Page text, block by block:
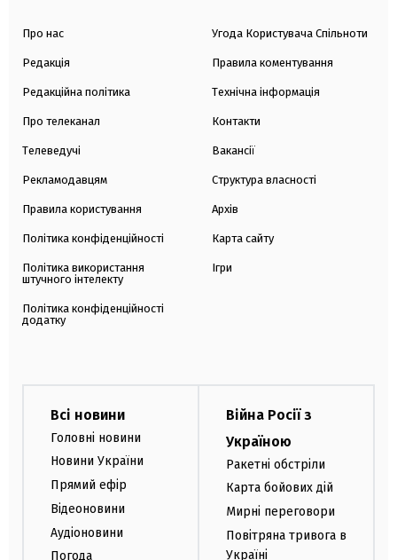
Про нас
Редакція
Редакційна політика
Про телеканал
Телеведучі
Рекламодавцям
Правила користування
Політика конфіденційності
Політика використання
штучного інтелекту
Політика конфіденційності
додатку
Угода Користувача Спільноти
Правила коментування
Технічна інформація
Контакти
Вакансії
Структура власності
Архів
Карта сайту
Ігри
Всі новини
Головні новини
Новини України
Прямий ефір
Відеоновини
Аудіоновини
Погода
Війна Росії з
Україною
Ракетні обстріли
Карта бойових дій
Мирні переговори
Повітряна тривога в
Україні